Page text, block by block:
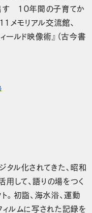
す 10年間の子育てか
メモリアル交流館、
ールド映像術』（古今書
ル化されてきた、昭和
して、語りの場をつく
。初詣、海水浴、運動
ィルムに写された記録を